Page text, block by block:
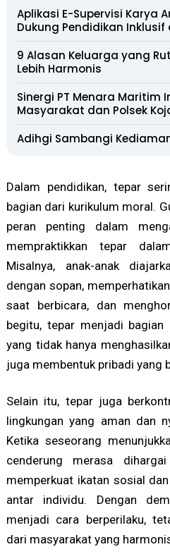
Aplikasi E-Supervisi Karya
Dukung Pendidikan
9 Alasan Keluarga yang
Lebih Harmonis
Sinergi PT Menara Maritim
Masyarakat dan Polsek
Adihgi Sambangi
Dalam pendidikan, tepar
bagian dari kurikulum moral.
peran penting dalam
mempraktikkan tepar
Misalnya, anak-anak
dengan sopan,
saat berbicara, dan
begitu, tepar menjadi
yang tidak hanya
juga membentuk pribadi yang
Selain itu, tepar juga
lingkungan yang aman dan
Ketika seseorang
cenderung merasa
memperkuat ikatan sosial
antar individu. Dengan
menjadi cara berperilaku,
dari masyarakat yang